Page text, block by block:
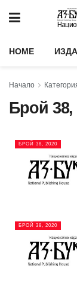
HOME
Начало
Брой 38,
БРОЙ 38, 2020
БРОЙ 38, 2020